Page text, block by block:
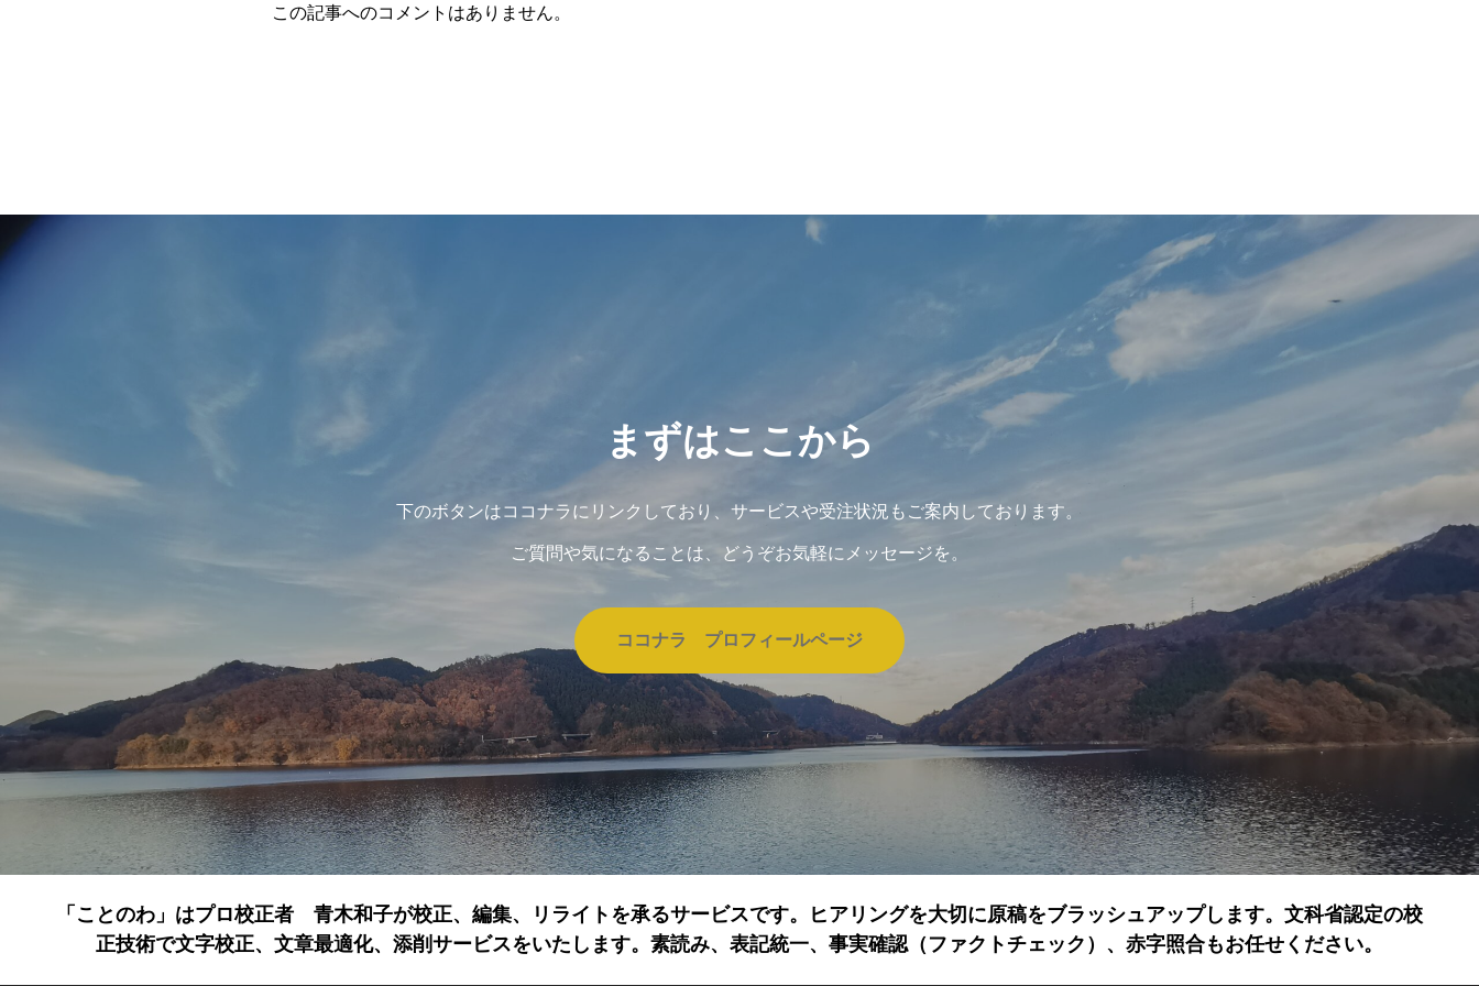
この記事へのコメントはありません。
まずはここから
下のボタンはココナラにリンクしており、サービスや受注状況もご案内しております。
ご質問や気になることは、どうぞお気軽にメッセージを。
ココナラ プロフィールページ
「ことのわ」はプロ校正者 青木和子が校正、編集、リライトを承るサービスです。ヒアリングを大切に原稿をブラッシュアップします。文科省認定の校
正技術で文字校正、文章最適化、添削サービスをいたします。素読み、表記統一、事実確認（ファクトチェック）、赤字照合もお任せください。